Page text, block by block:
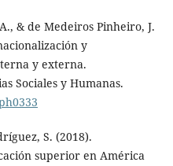
& de Medeiros Pinheiro, J.
y
y externa.
Sociales y Humanas.
S. (2018).
superior en América